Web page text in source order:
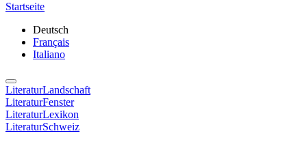
Startseite
Deutsch
Français
Italiano
LiteraturLandschaft
LiteraturFenster
LiteraturLexikon
LiteraturSchweiz